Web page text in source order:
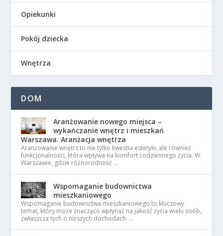
Opiekunki
Pokój dziecka
Wnętrza
DOM
Aranżowanie nowego miejsca –
wykańczanie wnętrz i mieszkań
Warszawa. Aranżacja wnętrza
Aranżowanie wnętrz to nie tylko kwestia estetyki, ale również
funkcjonalności, która wpływa na komfort codziennego życia. W
Warszawie, gdzie różnorodność …
Wspomaganie budownictwa
mieszkaniowego
Wspomaganie budownictwa mieszkaniowego to kluczowy
temat, który może znacząco wpłynąć na jakość życia wielu osób,
zwłaszcza tych o niższych dochodach. …